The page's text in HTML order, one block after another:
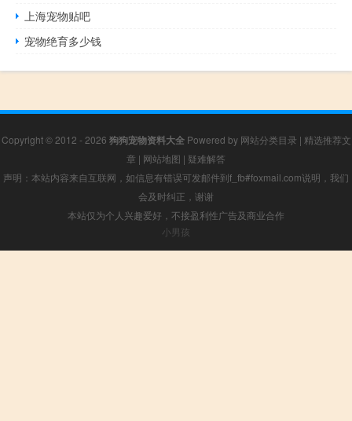
上海宠物贴吧
宠物绝育多少钱
Copyright © 2012 - 2026 狗狗宠物资料大全Powered by 网站分类目录 | 精选推荐文
章 | 网站地图 | 疑难解答
声明：本站内容来自互联网，如信息有错误可发邮件到f_fb#foxmail.com说明，我们
会及时纠正，谢谢
本站仅为个人兴趣爱好，不接盈利性广告及商业合作
小男孩